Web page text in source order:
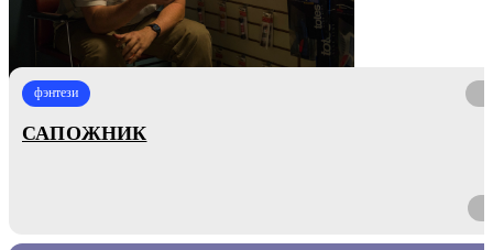
фэнтези
САПОЖНИК